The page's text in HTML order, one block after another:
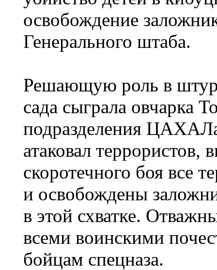
освобождение
Генерального штаба.
Решающую роль в
сада сыграла овчарка
подразделения
атаковал террористов,
скоротечного боя все
и освобождены
в этой схватке.
всеми воинскими
бойцам спецназа.